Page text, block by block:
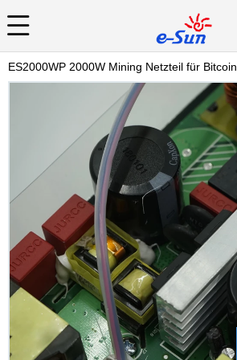
ES2000WP 2000W Mining Netzteil für Bitcoin